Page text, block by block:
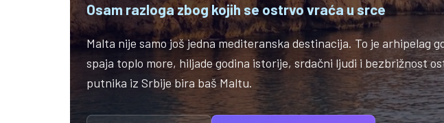
Osam razloga zbog kojih se ostrvo vraća u srce
Malta nije samo još jedna mediteranska destinacija. To je arhipelag
spaja toplo more, hiljade godina istorije, srdačni ljudi i bezbrižnost
putnika iz Srbije bira baš Maltu.